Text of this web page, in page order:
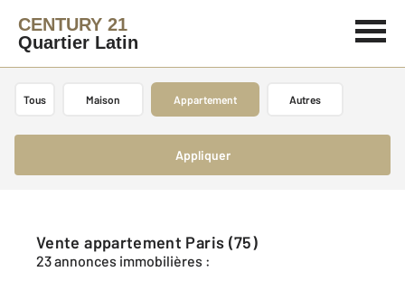
CENTURY 21
Quartier Latin
Tous Maison Appartement Autres
Appliquer
Vente appartement Paris (75)
23 annonces immobilières :